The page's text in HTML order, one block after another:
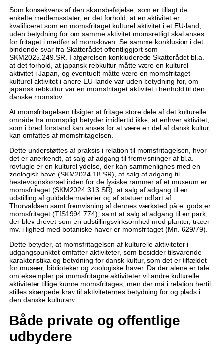
Som konsekvens af den skønsbeføjelse, som er tillagt de
enkelte medlemsstater, er det forhold, at en aktivitet er
kvalificeret som en momsfritaget kulturel aktivitet i et EU-land,
uden betydning for om samme aktivitet momsretligt skal anses
for fritaget i medfør af momsloven. Se samme konklusion i det
bindende svar fra Skatterådet offentliggjort som
SKM2025.249.SR. I afgørelsen konkluderede Skatterådet bl.a.
at det forhold, at japansk rebkultur måtte være en kulturel
aktivitet i Japan, og eventuelt måtte være en momsfritaget
kulturel aktivitet i andre EU-lande var uden betydning for, om
japansk rebkultur var en momsfritaget aktivitet i henhold til den
danske momslov.
At momsfritagelsen tilsigter at fritage store dele af det kulturelle
område fra momspligt betyder imidlertid ikke, at enhver aktivitet,
som i bred forstand kan anses for at være en del af dansk kultur,
kan omfattes af momsfritagelsen.
Dette understøttes af praksis i relation til momsfritagelsen, hvor
det er anerkendt, at salg af adgang til fremvisninger af bl.a.
rovfugle er en kulturel ydelse, der kan sammenlignes med en
zoologisk have (SKM2024.18.SR), at salg af adgang til
hestevognskørsel inden for de fysiske rammer af et museum er
momsfritaget (SKM2024.313.SR), at salg af adgang til en
udstilling af guldaldermalerier og af statuer udført af
Thorvaldsen samt fremvisning af dennes værksted på et gods er
momsfritaget (TfS1994.774), samt at salg af adgang til en park,
der blev drevet som en udstillingsvirksomhed med planter, træer
mv. i lighed med botaniske haver er momsfritaget (Mn. 629/79).
Dette betyder, at momsfritagelsen af kulturelle aktiviteter i
udgangspunktet omfatter aktiviteter, som besidder tilsvarende
karakteristika og betydning for dansk kultur, som det er tilfældet
for museer, biblioteker og zoologiske haver. Da der alene er tale
om eksempler på momsfritagne aktiviteter vil andre kulturelle
aktiviteter tillige kunne momsfritages, men der må i relation hertil
stilles skærpede krav til aktiviteternes betydning for og plads i
den danske kulturarv.
Både private og offentlige
udbydere